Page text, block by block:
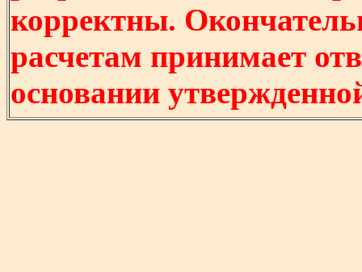
корректны.
расчетам принимает
основании